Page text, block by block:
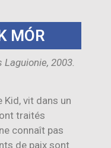
MÓR
2003.
Kid, vit dans un
traités
connaît pas
de paix sont